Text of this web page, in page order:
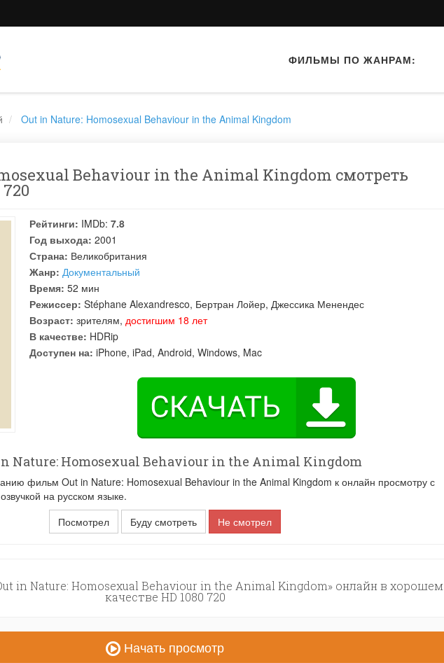
ФИЛЬМЫ ПО ЖАНРАМ:
Out in Nature: Homosexual Behaviour in the Animal Kingdom
Behaviour in the Animal Kingdom смотреть
Рейтинги: IMDb: 7.8
Год выхода: 2001
Страна: Великобритания
Жанр: Документальный
Время: 52 мин
Режиссер: Stéphane Alexandresco, Бертран Лойер, Джессика Менендес
Возраст: зрителям, достигшим 18 лет
В качестве: HDRip
Доступен на: iPhone, iPad, Android, Windows, Mac
Nature: Homosexual Behaviour in the Animal Kingdom
фильм Out in Nature: Homosexual Behaviour in the Animal Kingdom к онлайн просмотру с
на русском языке.
Посмотрел
Буду смотреть Не смотрел
in Nature: Homosexual Behaviour in the Animal Kingdom» онлайн в хорошем
качестве HD 1080 720
Начать просмотр